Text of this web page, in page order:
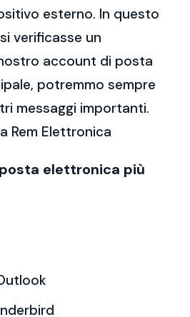
esterno. In questo
verificasse un
account di posta
potremmo sempre
messaggi importanti.
Rem Elettronica
elettronica più